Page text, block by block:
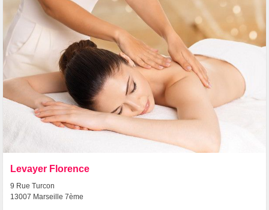
Levayer Florence
9 Rue Turcon
13007 Marseille 7ème